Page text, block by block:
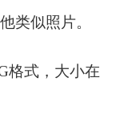
类似照片。
格式，大小在